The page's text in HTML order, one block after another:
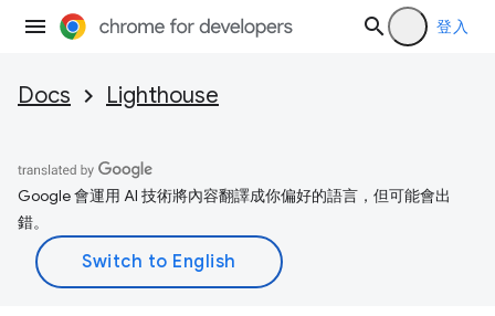
登入
Docs Lighthouse
Google 會運用 AI 技術將內容翻譯成你偏好的語言，但可能會出
錯。